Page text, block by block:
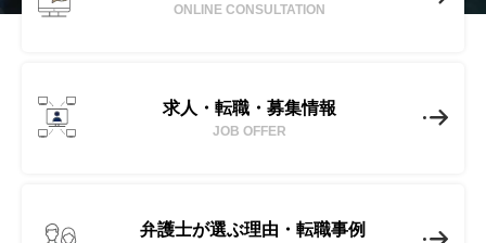
ONLINE CONSULTATION
求人・転職・募集情報
JOB OFFER
弁護士が選ぶ理由・転職事例